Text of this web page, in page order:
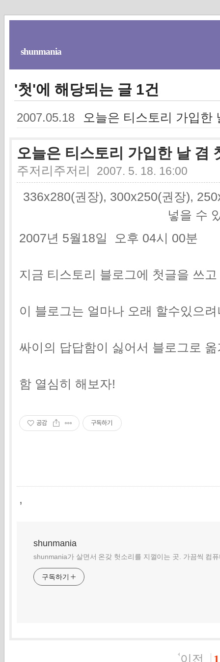
shunmania
'첫'에 해당되는 글 1건
2007.05.18 오늘은 티스토리 가입한
오늘은 티스토리 가입한 날 겸
주저리주저리 2007. 5. 18. 16:00
336x280(권장), 300x250(권장),
넣을 수
2007년 5월18일 오후 04시 00분
지금 티스토리 블로그에 첫글을 쓰
이 블로그는 얼마나 오래 할수있으려
싸이의 답답함이 싫어서 블로그로
함 열심히 해보자!
공감 구독하기
,
shunmania
shunmania가 살면서 온갖 헛소리를 지껄이는 곳. 가끔씩 컴
구독하기
이전 1